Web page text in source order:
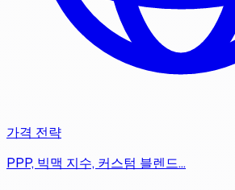
가격 전략
PPP, 빅맥 지수, 커스텀 블렌드…